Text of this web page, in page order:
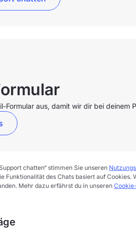
Formular aus, damit wir dir bei deinem
chatten“ stimmen Sie unseren
Funktionalität des Chats basiert auf
Mehr dazu erfährst du in unseren